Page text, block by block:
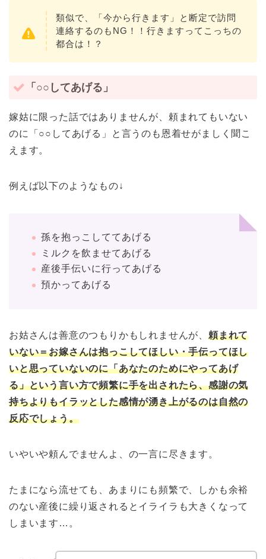
類似で、「今から行きます」と断定で訪問
連絡するのもNG！！行きますってこっちの
都合は！？
「○○してあげる」
嫁姑に限った話ではありませんが、頼まれてもいない
のに「○○してあげる」と言うのも恩着せがましく聞こ
えます。
例えば以下のようなもの↓
孫を抱っこしててあげる
ミルクを飲ませてあげる
産後手伝いに行ってあげる
預かってあげる
お姑さんは善意のつもりかもしれませんが、 頼まれて
いない＝お嫁さんは抱っこしてほしい・手伝ってほし
いと思っていないのに「あなたのためにやってあげ
る」という言い方で頻繁に手を出されたら、感謝の気
持ちよりもイラッとした感情が湧き上がるのは自然の
反応でしょう。
いやいや頼んでませんよ、の一言に尽きます。
たまになら流せても、あまりにも頻繁で、しかも余裕
のない産後に繰り返されるとイライラも大きくなって
しまいます…。